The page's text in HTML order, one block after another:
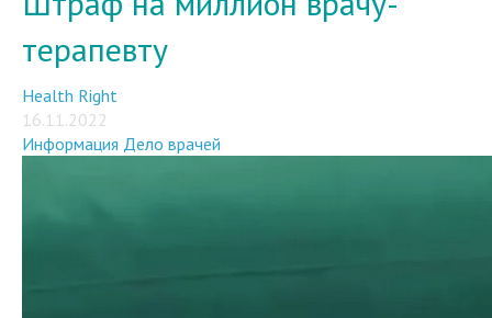
терапевту
Health Right
16.11.2022
Информация